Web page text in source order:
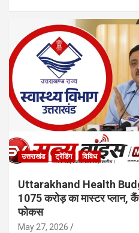
उत्तराखंड ट्रेंडिंग विविध
Uttarakhand Health
1075 करोड़ का मास्टर प्लान,
फोकस
May 27, 2026